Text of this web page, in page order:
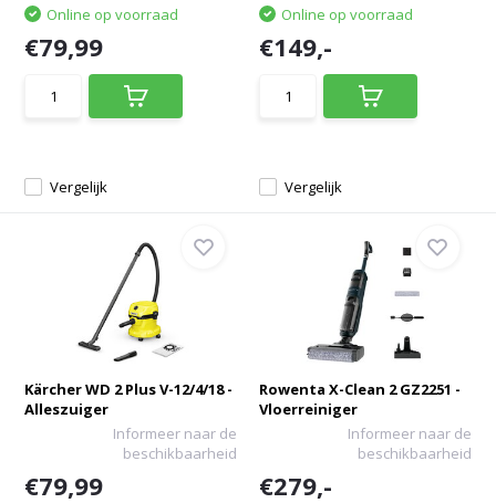
Vergelijk
Online op voorraad
€79,99
Vergelijk
Online op voorraad
€149,-
Kärcher WD 2 Plus V-12/4/18 -
Alleszuiger
Informeer naar de
beschikbaarheid
€79,99
Rowenta X-Clean 2 GZ2251 -
Vloerreiniger
Informeer naar de
beschikbaarheid
€279,-